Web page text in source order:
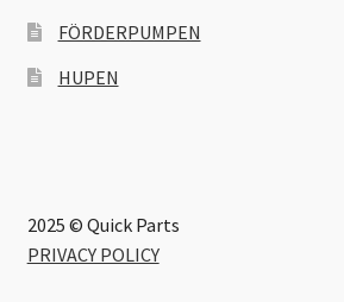
FÖRDERPUMPEN
HUPEN
2025 © Quick Parts
PRIVACY POLICY